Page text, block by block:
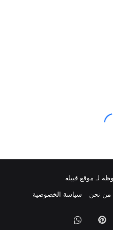
لـ موقع قبيلة
من نحن سياسة الخصوصية
بينتيريستواتساب